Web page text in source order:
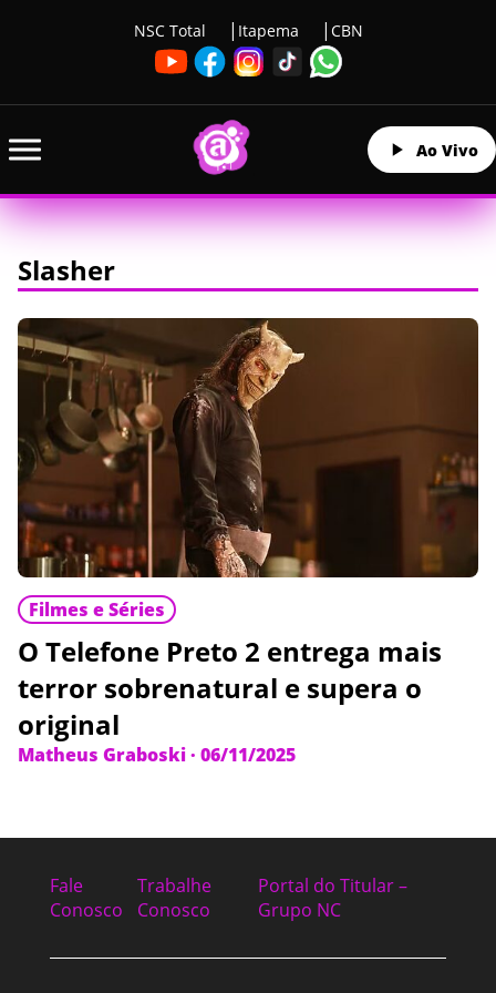
NSC Total Itapema CBN
Ao Vivo
Slasher
Filmes e Séries
O Telefone Preto 2 entrega mais
terror sobrenatural e supera o
original
Matheus Graboski· 06/11/2025
Fale
Conosco
Trabalhe
Conosco
Portal do Titular –
Grupo NC